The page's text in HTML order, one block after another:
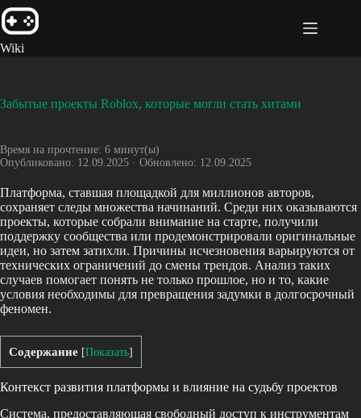
Перейти
к
сути
Wiki
Забытые проекты Roblox, которые могли стать хитами
Время на прочтение: 6 минут(ы)
Опубликовано: 12.09.2025 · Обновлено: 12.09.2025
Платформа, ставшая площадкой для миллионов авторов,
сохраняет следы множества начинаний. Среди них оказываются
проекты, которые собрали внимание на старте, получили
поддержку сообщества или продемонстрировали оригинальные
идеи, но затем затихли. Причины исчезновения варьируются от
технических ограничений до смены трендов. Анализ таких
случаев помогает понять не только прошлое, но и то, какие
условия необходимы для превращения задумки в долгосрочный
феномен.
Содержание [Показать]
Контекст развития платформы и влияние на судьбу проектов
Система, предоставляющая свободный доступ к инструментам